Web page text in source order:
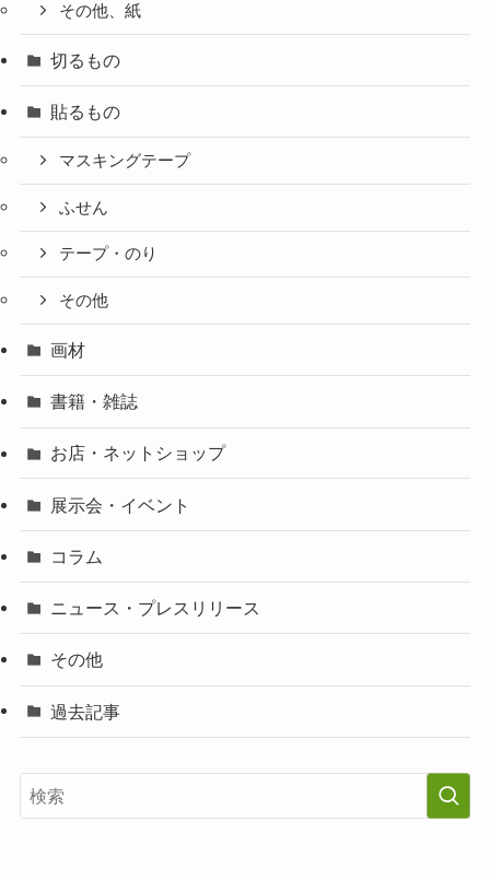
その他、紙
切るもの
貼るもの
マスキングテープ
ふせん
テープ・のり
その他
画材
書籍・雑誌
お店・ネットショップ
展示会・イベント
コラム
ニュース・プレスリリース
その他
過去記事